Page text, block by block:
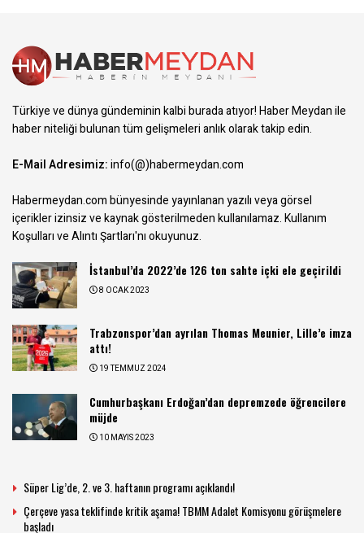
Türkiye ve dünya gündeminin kalbi burada atıyor! Haber Meydan ile
haber niteliği bulunan tüm gelişmeleri anlık olarak takip edin.
E-Mail Adresimiz:info(@)habermeydan.com
Habermeydan.com bünyesinde yayınlanan yazılı veya görsel
içerikler izinsiz ve kaynak gösterilmeden kullanılamaz.Kullanım
Koşulları ve Alıntı Şartları'nı okuyunuz.
İstanbul’da 2022’de 126 ton sahte içki ele geçirildi
8 OCAK 2023
Trabzonspor’dan ayrılan Thomas Meunier, Lille’e imza
attı!
19 TEMMUZ 2024
Cumhurbaşkanı Erdoğan’dan depremzede öğrencilere
müjde
10 MAYIS 2023
Süper Lig’de, 2. ve 3. haftanın programı açıklandı!
Çerçeve yasa teklifinde kritik aşama! TBMM Adalet Komisyonu görüşmelere
başladı